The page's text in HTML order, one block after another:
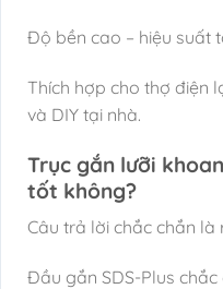
Độ bền cao – hiệu suất
Thích hợp cho thợ điện
và DIY tại nhà.
Trục gắn lưỡi
tốt không?
Câu trả lời chắc chắn là
Đầu gắn SDS-Plus chắc